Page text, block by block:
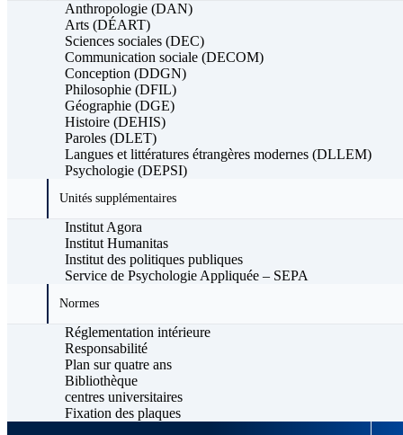
Anthropologie (DAN)
Arts (DÉART)
Sciences sociales (DEC)
Communication sociale (DECOM)
Conception (DDGN)
Philosophie (DFIL)
Géographie (DGE)
Histoire (DEHIS)
Paroles (DLET)
Langues et littératures étrangères modernes (DLLEM)
Psychologie (DEPSI)
Unités supplémentaires
Institut Agora
Institut Humanitas
Institut des politiques publiques
Service de Psychologie Appliquée – SEPA
Normes
Réglementation intérieure
Responsabilité
Plan sur quatre ans
Bibliothèque
centres universitaires
Fixation des plaques